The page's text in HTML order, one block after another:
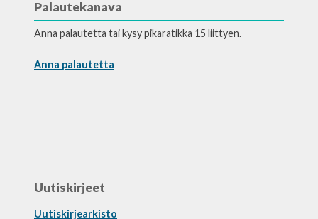
Palautekanava
Anna palautetta tai kysy pikaratikka 15 liittyen.
Anna palautetta
Uutiskirjeet
Uutiskirjearkisto